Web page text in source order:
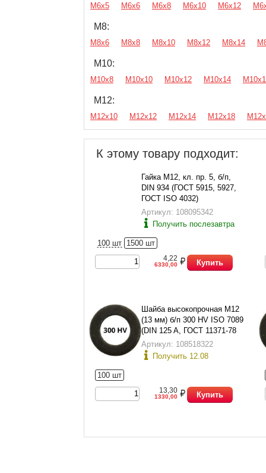
М6х5 М6х6 М6х8 М6х10 М6х12
М8:
М8х6 М8х8 М8х10 М8х12 М8х14
М10:
М10х8 М10х10 М10х12 М10х14
М12:
М12х10 М12х12 М12х14 М12х18
К этому товару подходит:
Гайка М12, кл. пр. 5, б/п,
DIN 934 (ГОСТ 5915, 5927,
ГОСТ ISO 4032)
Артикул: 108095342
Получить послезавтра
100 шт 1500 шт
4,22
6330,00 Купить
Шайба высокопрочная М12
(13 мм) б/п 300 HV ISO 7089
(DIN 125 A, ГОСТ 11371-78
исп.1)
Артикул: 108518322
Получить 12.08
100 шт
13,30
1330,00 Купить